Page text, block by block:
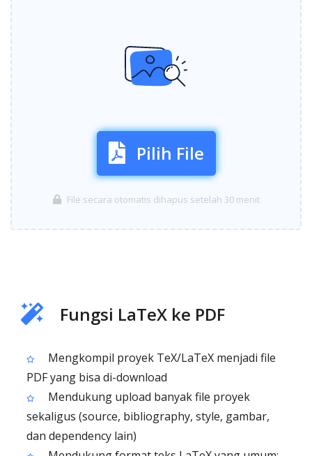
Pilih File
File secara otomatis dihapus setelah 30 menit
Fungsi LaTeX ke PDF
Mengkompil proyek TeX/LaTeX menjadi file
PDF yang bisa di-download
Mendukung upload banyak file proyek
sekaligus (source, bibliography, style, gambar,
dan dependency lain)